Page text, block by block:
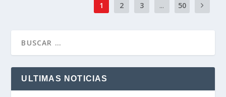
1 2 3 ... 50
ULTIMAS NOTICIAS